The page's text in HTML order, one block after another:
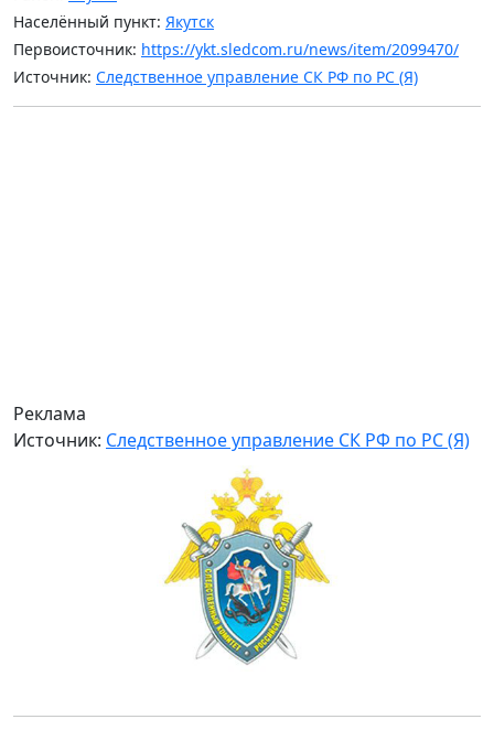
Населённый пункт: Якутск
Первоисточник: https://ykt.sledcom.ru/news/item/2099470/
Источник: Следственное управление СК РФ по РС (Я)
Реклама
Источник: Следственное управление СК РФ по РС (Я)